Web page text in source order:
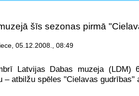
šīs sezonas pirmā
05.12.2008., 08:49
Latvijas Dabas muzeja
– atbilžu spēles "Cielavas gudrības"